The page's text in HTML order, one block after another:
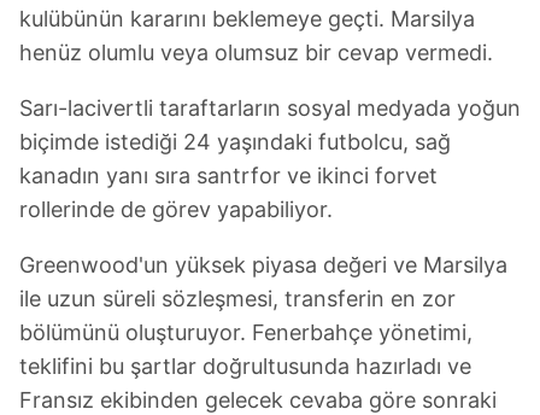
kulübünün kararını beklemeye geçti. Marsilya
henüz olumlu veya olumsuz bir cevap vermedi.
Sarı-lacivertli taraftarların sosyal medyada yoğun
biçimde istediği 24 yaşındaki futbolcu, sağ
kanadın yanı sıra santrfor ve ikinci forvet
rollerinde de görev yapabiliyor.
Greenwood'un yüksek piyasa değeri ve Marsilya
ile uzun süreli sözleşmesi, transferin en zor
bölümünü oluşturuyor. Fenerbahçe yönetimi,
teklifini bu şartlar doğrultusunda hazırladı ve
Fransız ekibinden gelecek cevaba göre sonraki